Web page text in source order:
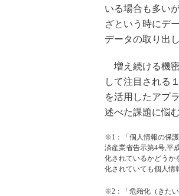
いる場合も多い
ざという時にデ
データの取り出
増え続ける機
して注目される
を活用したアプ
述べた課題に悩
※1：「個人情報の保
済産業省告示第4号,平
化されているかどうか
化されていても個人情
※2：「危殆化（きた